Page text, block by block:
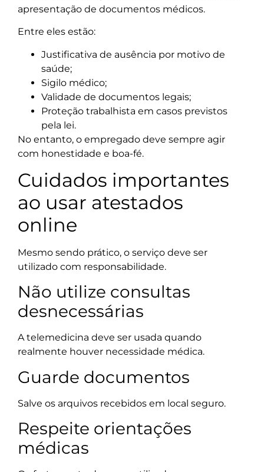
apresentação de documentos médicos.
Entre eles estão:
Justificativa de ausência por motivo de
saúde;
Sigilo médico;
Validade de documentos legais;
Proteção trabalhista em casos previstos
pela lei.
No entanto, o empregado deve sempre agir
com honestidade e boa-fé.
Cuidados importantes
ao usar atestados
online
Mesmo sendo prático, o serviço deve ser
utilizado com responsabilidade.
Não utilize consultas
desnecessárias
A telemedicina deve ser usada quando
realmente houver necessidade médica.
Guarde documentos
Salve os arquivos recebidos em local seguro.
Respeite orientações
médicas